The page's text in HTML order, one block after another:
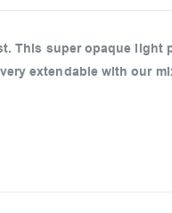
This super opaque
extendable with our